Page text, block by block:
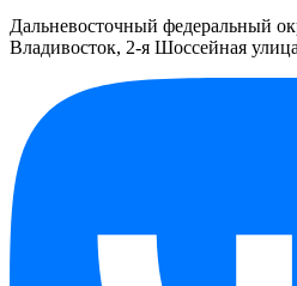
Дальневосточный федеральный
Владивосток, 2-я Шоссейная